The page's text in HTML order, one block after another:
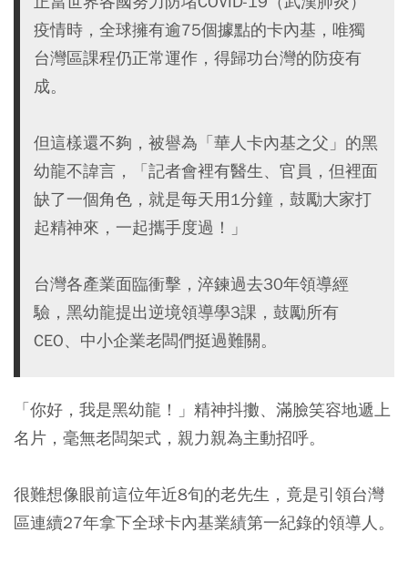
疫情時，全球擁有逾75個據點的卡內基，唯獨
台灣區課程仍正常運作，得歸功台灣的防疫有
成。
但這樣還不夠，被譽為「華人卡內基之父」的黑
幼龍不諱言，「記者會裡有醫生、官員，但裡面
缺了一個角色，就是每天用1分鐘，鼓勵大家打
起精神來，一起攜手度過！」
台灣各產業面臨衝擊，淬鍊過去30年領導經
驗，黑幼龍提出逆境領導學3課，鼓勵所有
CEO、中小企業老闆們挺過難關。
「你好，我是黑幼龍！」精神抖擻、滿臉笑容地遞上
名片，毫無老闆架式，親力親為主動招呼。
很難想像眼前這位年近8旬的老先生，竟是引領台灣
區連續27年拿下全球卡內基業績第一紀錄的領導人。